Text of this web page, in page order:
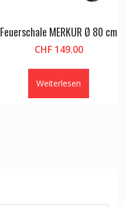
Feuerschale MERKUR Ø 80 cm
CHF149.00
Weiterlesen